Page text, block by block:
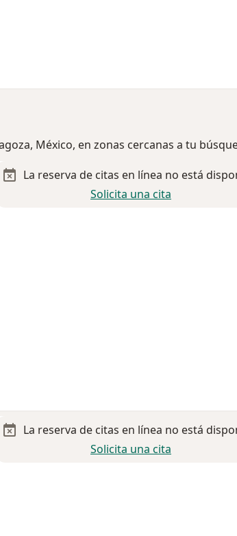
México, en zonas cercanas a tu
La reserva de citas en línea no está
Solicita una cita
La reserva de citas en línea no está
Solicita una cita